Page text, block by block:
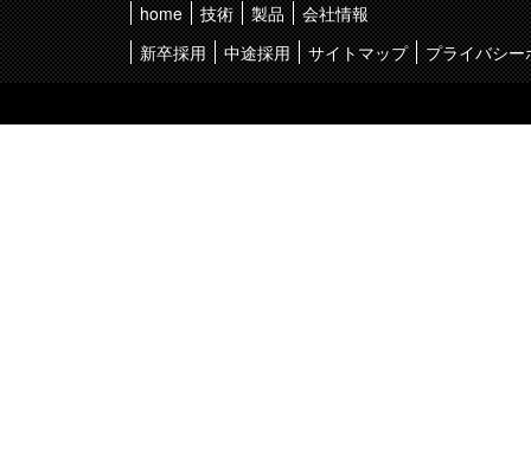
home 技術 製品
会社情報
新卒採用
中途採用 サイトマップ プライバシー